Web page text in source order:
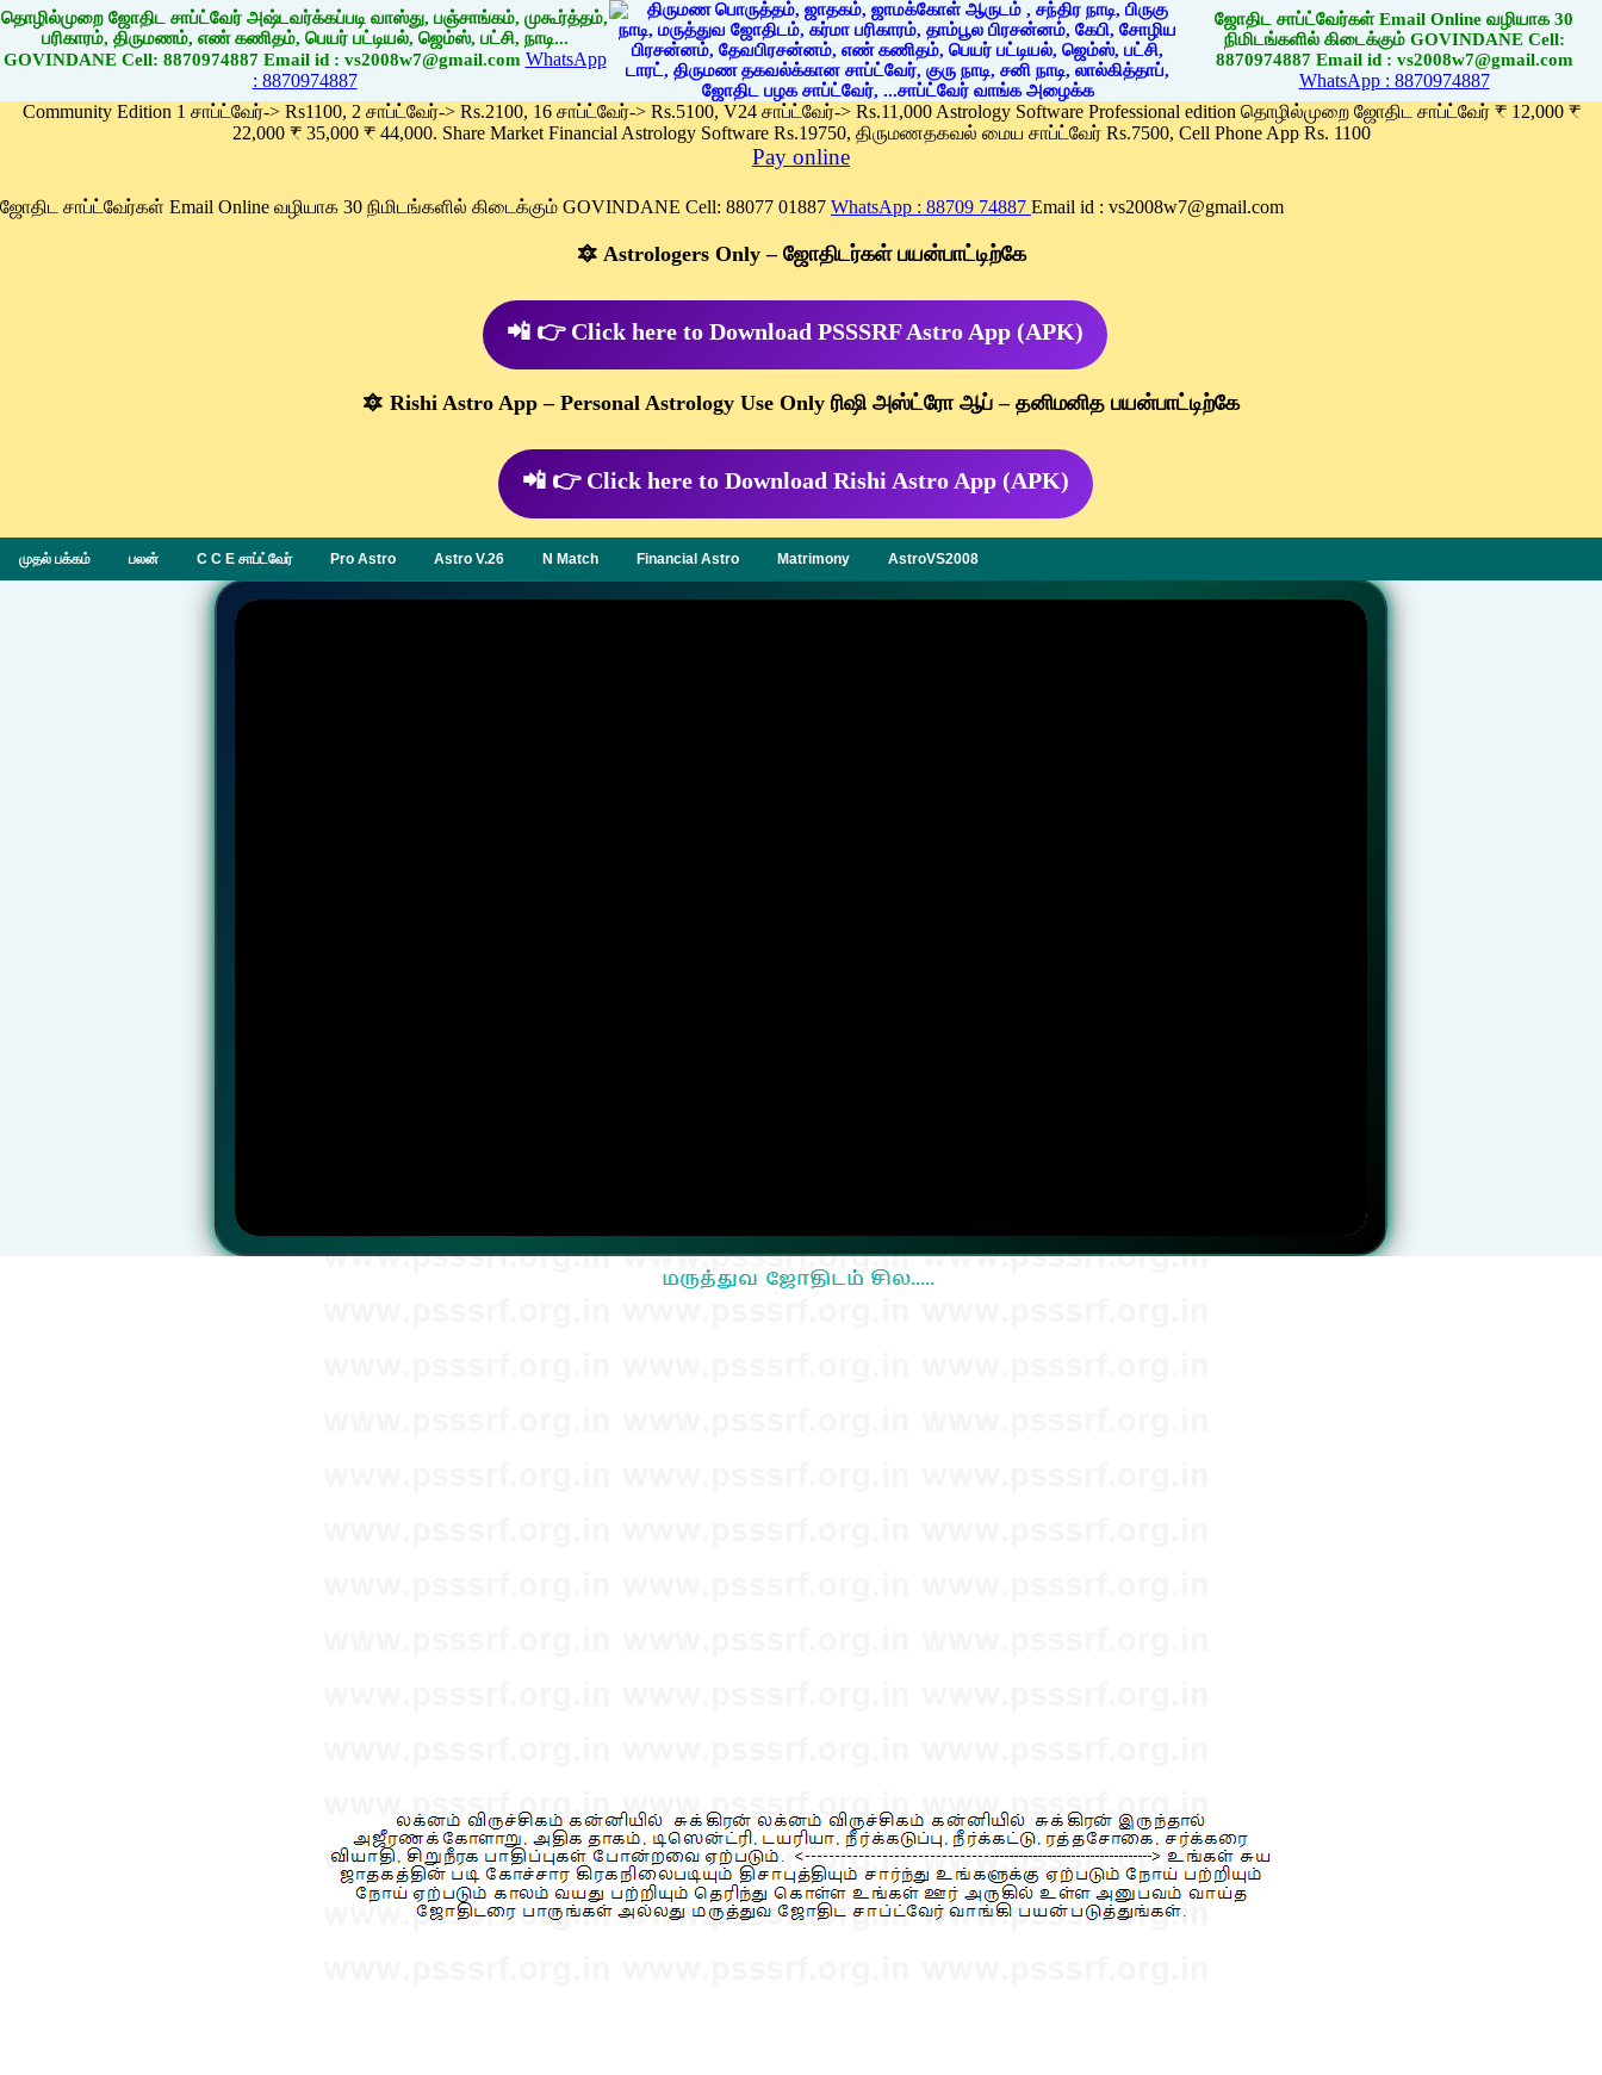
தொழில்முறை ஜோதிட சாப்ட்வேர் அஷ்டவர்க்கப்படி வாஸ்து, பஞ்சாங்கம், முகூர்த்தம்,
பரிகாரம், திருமணம், எண் கணிதம், பெயர் பட்டியல், ஜெம்ஸ், பட்சி, நாடி...
GOVINDANE Cell: 8870974887 Email id : vs2008w7@gmail.com WhatsApp
: 8870974887
ஜோதிட சாப்ட்வேர்கள் Email Online வழியாக 30
நிமிடங்களில் கிடைக்கும் GOVINDANE Cell:
8870974887 Email id : vs2008w7@gmail.com
WhatsApp : 8870974887
Community Edition 1 சாப்ட்வேர்-> Rs1100, 2 சாப்ட்வேர்-> Rs.2100, 16 சாப்ட்வேர்-> Rs.5100, V24 சாப்ட்வேர்-> Rs.11,000 Astrology Software Professional edition தொழில்முறை ஜோதிட சாப்ட்வேர் ₹ 12,000 ₹
22,000 ₹ 35,000 ₹ 44,000. Share Market Financial Astrology Software Rs.19750, திருமணதகவல் மைய சாப்ட்வேர் Rs.7500, Cell Phone App Rs. 1100
Pay online
ஜோதிட சாப்ட்வேர்கள் Email Online வழியாக 30 நிமிடங்களில் கிடைக்கும் GOVINDANE Cell: 88077 01887 WhatsApp : 88709 74887 Email id : vs2008w7@gmail.com
🔯 Astrologers Only – ஜோதிடர்கள் பயன்பாட்டிற்கே
📲 👉 Click here to Download PSSSRF Astro App (APK)
🔯 Rishi Astro App – Personal Astrology Use Only ரிஷி அஸ்ட்ரோ ஆப் – தனிமனித பயன்பாட்டிற்கே
📲 👉 Click here to Download Rishi Astro App (APK)
முதல் பக்கம் பலன் C C E சாப்ட்வேர் Pro Astro Astro V.26 N Match Financial Astro Matrimony AstroVS2008